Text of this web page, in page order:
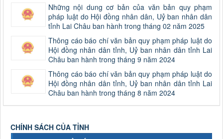
Những nội dung cơ bản của văn bản quy phạm
pháp luật do Hội đồng nhân dân, Uỷ ban nhân dân
tỉnh Lai Châu ban hành trong tháng 02 năm 2025
Thông cáo báo chí văn bản quy phạm pháp luật do
Hội đồng nhân dân tỉnh, Uỷ ban nhân dân tỉnh Lai
Châu ban hành trong tháng 9 năm 2024
Thông cáo báo chí văn bản quy phạm pháp luật do
Hội đồng nhân dân tỉnh, Uỷ ban nhân dân tỉnh Lai
Châu ban hành trong tháng 8 năm 2024
CHÍNH SÁCH CỦA TỈNH